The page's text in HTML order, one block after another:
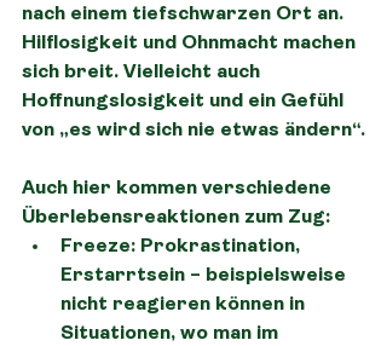
nach einem tiefschwarzen Ort an.
Hilflosigkeit und Ohnmacht machen
sich breit. Vielleicht auch
Hoffnungslosigkeit und ein Gefühl
von „es wird sich nie etwas ändern“.
Auch hier kommen verschiedene
Überlebensreaktionen zum Zug:
Freeze: Prokrastination,
Erstarrtsein – beispielsweise
nicht reagieren können in
Situationen, wo man im